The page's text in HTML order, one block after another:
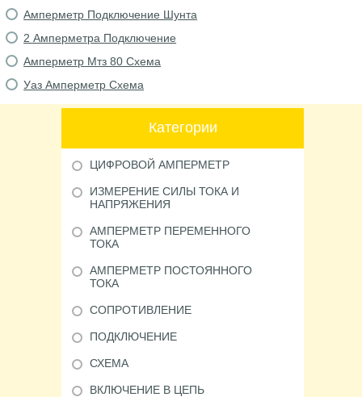
Амперметр Подключение Шунта
2 Амперметра Подключение
Амперметр Мтз 80 Схема
Уаз Амперметр Схема
Категории
ЦИФРОВОЙ АМПЕРМЕТР
ИЗМЕРЕНИЕ СИЛЫ ТОКА И
НАПРЯЖЕНИЯ
АМПЕРМЕТР ПЕРЕМЕННОГО
ТОКА
АМПЕРМЕТР ПОСТОЯННОГО
ТОКА
СОПРОТИВЛЕНИЕ
ПОДКЛЮЧЕНИЕ
СХЕМА
ВКЛЮЧЕНИЕ В ЦЕПЬ